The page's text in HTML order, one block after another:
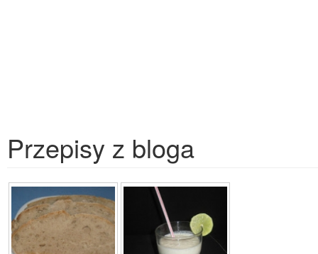
Przepisy z bloga